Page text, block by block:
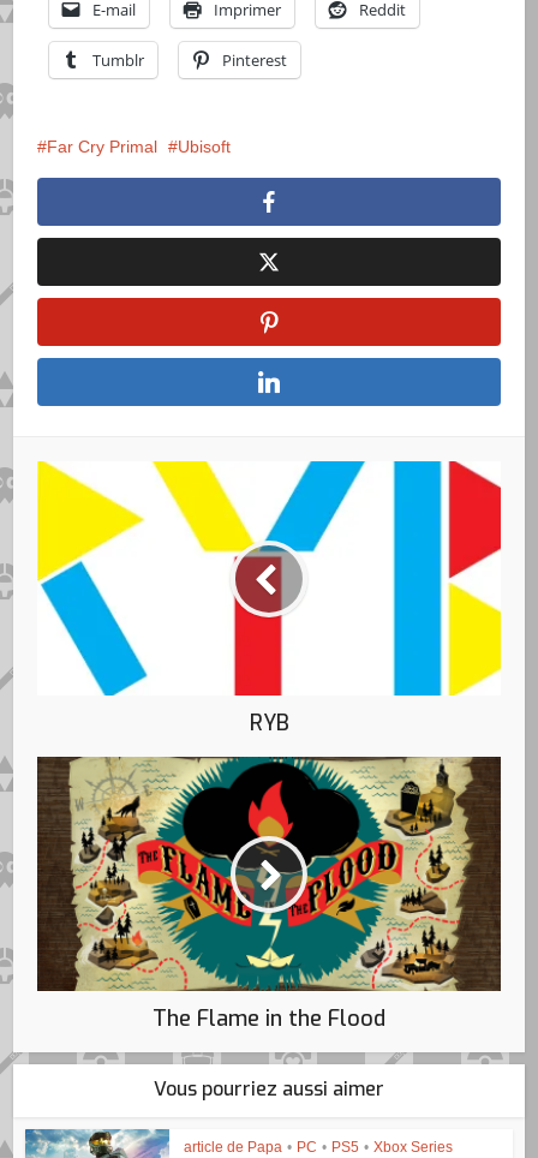
E-mail Imprimer Reddit
Tumblr Pinterest
Far Cry Primal Ubisoft
RYB
The Flame in the Flood
Vous pourriez aussi aimer
article de Papa • PC • PS5 • Xbox Series